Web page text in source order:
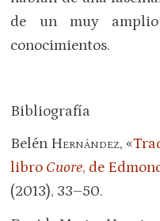
de un muy
conocimientos.
Bibliografía
Belén Hernández, «
libro Cuore, de
(2013), 33–50.